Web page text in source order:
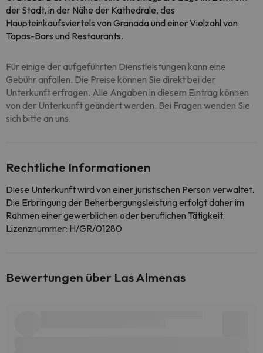
der Stadt, in der Nähe der Kathedrale, des
Haupteinkaufsviertels von Granada und einer Vielzahl von
Tapas-Bars und Restaurants.
Für einige der aufgeführten Dienstleistungen kann eine
Gebühr anfallen. Die Preise können Sie direkt bei der
Unterkunft erfragen. Alle Angaben in diesem Eintrag können
von der Unterkunft geändert werden. Bei Fragen wenden Sie
sich bitte an uns.
Rechtliche Informationen
Diese Unterkunft wird von einer juristischen Person verwaltet.
Die Erbringung der Beherbergungsleistung erfolgt daher im
Rahmen einer gewerblichen oder beruflichen Tätigkeit.
Lizenznummer: H/GR/01280
Bewertungen über Las Almenas